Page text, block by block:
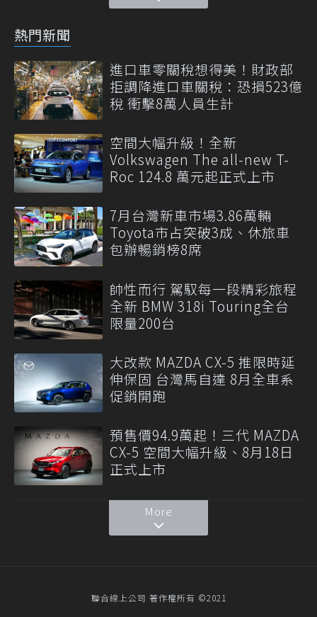
熱門新聞
進口車零關稅想得美！財政部
拒調降進口車關稅：恐損523億
稅 衝擊8萬人員生計
空間大幅升級！全新
Volkswagen The all-new T-
Roc 124.8 萬元起正式上市
7月台灣新車市場3.86萬輛
Toyota市占突破3成、休旅車
包辦暢銷榜8席
帥性而行 駕馭每一段精彩旅程
全新 BMW 318i Touring全台
限量200台
大改款 MAZDA CX-5 推限時延
伸保固 台灣馬自達 8月全車系
促銷開跑
預售價94.9萬起！三代 MAZDA
CX-5 空間大幅升級、8月18日
正式上市
More
聯合線上公司 著作權所有 ©2021